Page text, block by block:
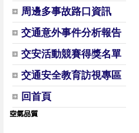
周邊多事故路口資訊
交通意外事件分析報告
交安活動競賽得獎名單
交通安全教育訪視專區
回首頁